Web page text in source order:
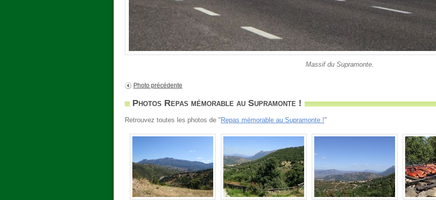
Massif du Supramonte.
Photo précédente
Photos Repas mémorable au Supramonte !
Retrouvez toutes les photos de "Repas mémorable au Supramonte !"